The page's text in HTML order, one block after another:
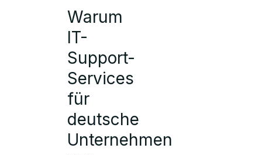
Warum
IT-
Support-
Services
für
deutsche
Unternehmen